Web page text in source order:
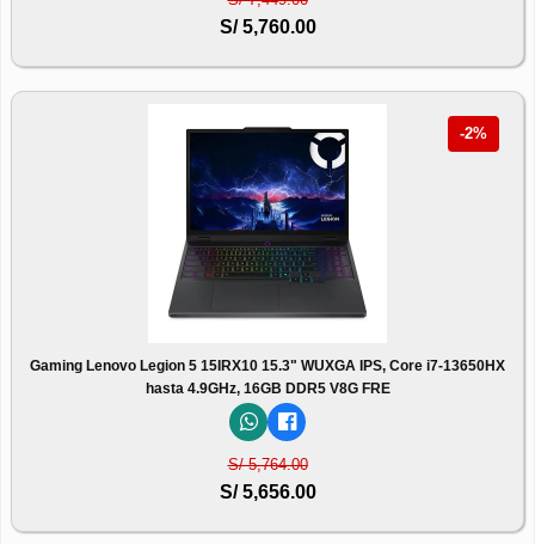
S/ 5,760.00
-2%
Gaming Lenovo Legion 5 15IRX10 15.3" WUXGA IPS, Core i7-13650HX
hasta 4.9GHz, 16GB DDR5 V8G FRE
S/ 5,764.00
S/ 5,656.00